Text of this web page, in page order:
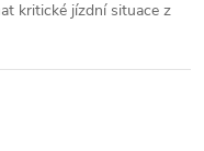
kritické jízdní situace z